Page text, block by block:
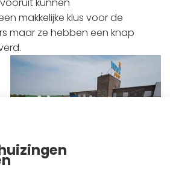
makkelijke klus voor de
maar ze hebben een knap
Bekijk project